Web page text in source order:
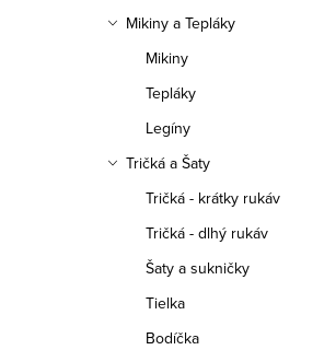
n
Mikiny a Tepláky
Mikiny
Tepláky
Legíny
Tričká a Šaty
Tričká - krátky rukáv
Tričká - dlhý rukáv
Šaty a sukničky
Tielka
Bodíčka